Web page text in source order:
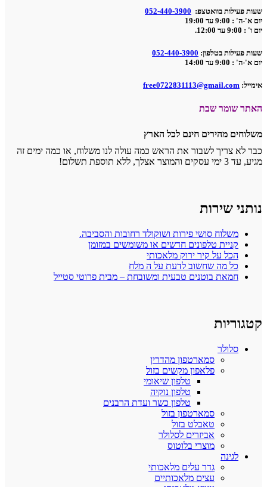
שעות פעילות בוואטצפ: 052-440-3900
יום א'-ה' : 9:00 עד 19:00
יום ו' : 9:00 עד 12:00.
שעות פעילות בטלפון: 052-440-3900
יום א'-ה' : 9:00 עד 14:00
אימייל: free0722831113@gmail.com
האתר שומר שבת
משלוחים מהירים חינם לכל הארץ
כבר לא צריך לשבור את הראש כמה עולה לנו משלוח, או כמה ימים זה
מגיע, עד 3 ימי עסקים והמוצר אצלך, ללא תוספת תשלום!
נותני שירות
משלוח סושי פירות ושוקולד רחובות והסביבה.
קניית טלפונים חדשים או משומשים במזומן
הכל על קיר ירוק מלאכותי
כל מה שחשוב לדעת על ה מלח
חמאת בוטנים טבעית ומשובחת – מבית פרוטי סטייל
קטגוריות
סלולר
סמארטפון מהדרין
פלאפון מקשים בזול
טלפון שיאומי
טלפון נוקיה
טלפון כשר ועדת הרבנים
סמארטפון בזול
טאבלט בזול
אביזרים לסלולר
מוצרי בלוטוס
לגינה
גדר עלים מלאכותי
עצים מלאכותיים